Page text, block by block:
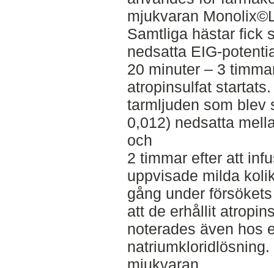
mjukvaran
Samtliga hästar fick
nedsatta EIG-
20 minuter – 3
atropinsulfat
tarmljuden som blev
0,012) nedsatta
och
2 timmar efter att
uppvisade milda
gång under
att de erhållit
noterades även hos
mjukvaran